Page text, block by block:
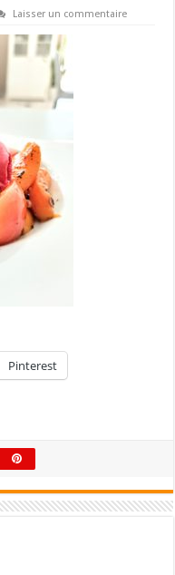
Laisser un commentaire
Pinterest